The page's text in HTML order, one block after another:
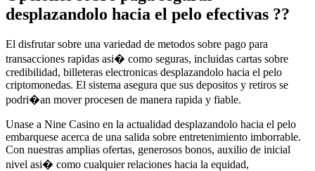
desplazandolo hacia el pelo efectivas ??
El disfrutar sobre una variedad de metodos sobre pago para
transacciones rapidas asi� como seguras, incluidas cartas sobre
credibilidad, billeteras electronicas desplazandolo hacia el pelo
criptomonedas. El sistema asegura que sus depositos y retiros se
podri�an mover procesen de manera rapida y fiable.
Unase a Nine Casino en la actualidad desplazandolo hacia el pelo
embarquese acerca de una salida sobre entretenimiento imborrable.
Con nuestras amplias ofertas, generosos bonos, auxilio de inicial
nivel asi� como cualquier relaciones hacia la equidad,